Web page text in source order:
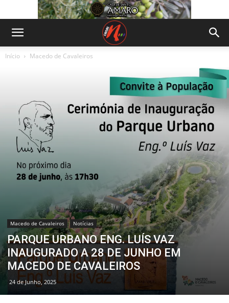
Início Macedo de Cavaleiros
Macedo de Cavaleiros Notícias
PARQUE URBANO ENG. LUÍS VAZ
INAUGURADO A 28 DE JUNHO EM
MACEDO DE CAVALEIROS
24 de Junho, 2025